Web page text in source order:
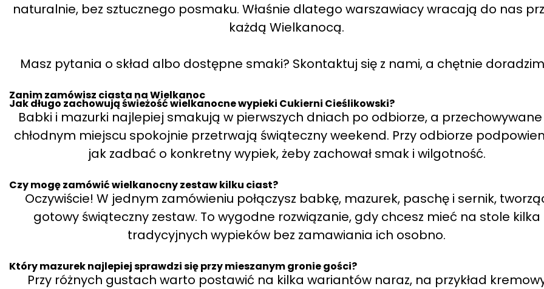
naturalnie, bez sztucznego posmaku. Właśnie dlatego warszawiacy wracają do nas
każdą Wielkanocą.
Masz pytania o skład albo dostępne smaki? Skontaktuj się z nami, a chętnie
Zanim zamówisz ciasta na Wielkanoc
Jak długo zachowują świeżość wielkanocne wypieki Cukierni Cieślikowski?
Babki i mazurki najlepiej smakują w pierwszych dniach po odbiorze, a
chłodnym miejscu spokojnie przetrwają świąteczny weekend. Przy odbiorze
jak zadbać o konkretny wypiek, żeby zachował smak i wilgotność.
Czy mogę zamówić wielkanocny zestaw kilku ciast?
Oczywiście! W jednym zamówieniu połączysz babkę, mazurek, paschę i sernik,
gotowy świąteczny zestaw. To wygodne rozwiązanie, gdy chcesz mieć na stole kilka
tradycyjnych wypieków bez zamawiania ich osobno.
Który mazurek najlepiej sprawdzi się przy mieszanym gronie gości?
Przy różnych gustach warto postawić na kilka wariantów naraz, na przykład